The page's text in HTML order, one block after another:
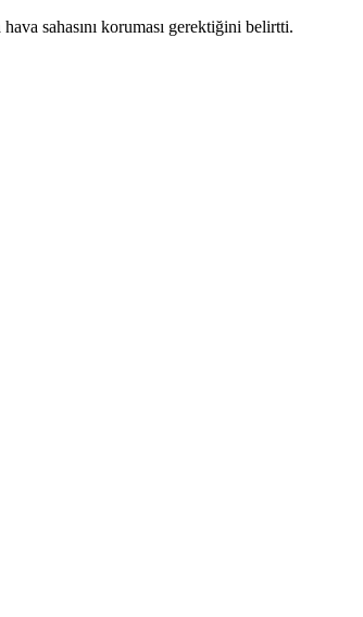
sahasını koruması gerektiğini belirtti.